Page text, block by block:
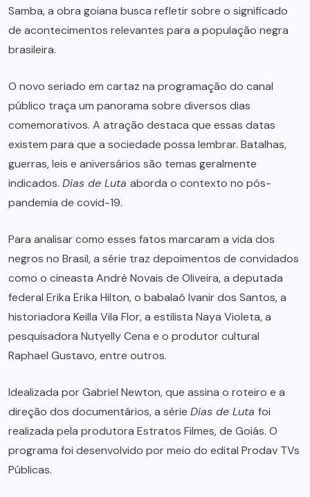
Samba, a obra goiana busca refletir sobre o significado
de acontecimentos relevantes para a população negra
brasileira.
O novo seriado em cartaz na programação do canal
público traça um panorama sobre diversos dias
comemorativos. A atração destaca que essas datas
existem para que a sociedade possa lembrar. Batalhas,
guerras, leis e aniversários são temas geralmente
indicados. Dias de Luta aborda o contexto no pós-
pandemia de covid-19.
Para analisar como esses fatos marcaram a vida dos
negros no Brasil, a série traz depoimentos de convidados
como o cineasta André Novais de Oliveira, a deputada
federal Erika Erika Hilton, o babalaô Ivanir dos Santos, a
historiadora Keilla Vila Flor, a estilista Naya Violeta, a
pesquisadora Nutyelly Cena e o produtor cultural
Raphael Gustavo, entre outros.
Idealizada por Gabriel Newton, que assina o roteiro e a
direção dos documentários, a série Dias de Luta foi
realizada pela produtora Estratos Filmes, de Goiás. O
programa foi desenvolvido por meio do edital Prodav TVs
Públicas.